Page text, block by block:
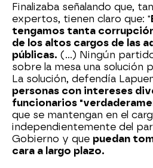
Finalizaba señalando que,
expertos, tienen claro que: "
tengamos tanta
de los altos cargos de las
públicas. (...) Ningún
sobre la mesa una solución
La solución, defendía
personas con intereses
funcionarios
que se mantengan en el
independientemente del
Gobierno y que puedan
cara a largo plazo.